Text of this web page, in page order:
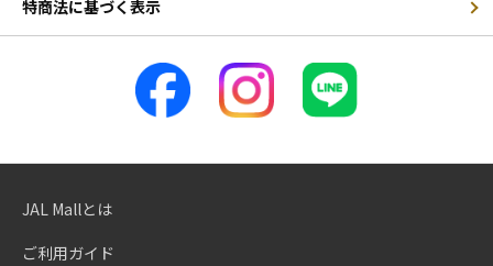
特商法に基づく表示
JAL Mallとは
ご利用ガイド